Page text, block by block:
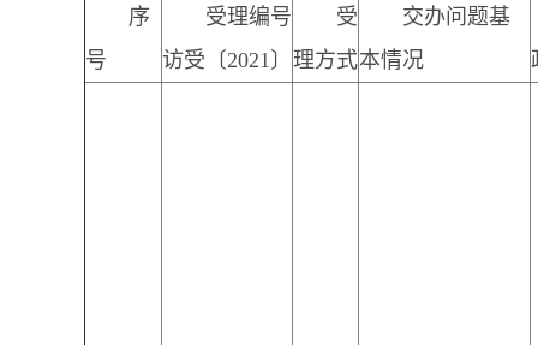
序
号
受理编号
访受〔2021〕
受
理方式
交办问题基
本情况